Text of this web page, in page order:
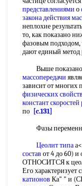
представлениями о
закона действия
неплохие
то, как показано
фазовым подходом,
дают единый метод
Выше показано
массопередачи
зависит от
физических свойств
констант
по [c.131]
Фазы
Цеолит типа
состав от 4 до 60) и
ОТНОСИТСЯ к
Его характеризует
катионов Ка" " и